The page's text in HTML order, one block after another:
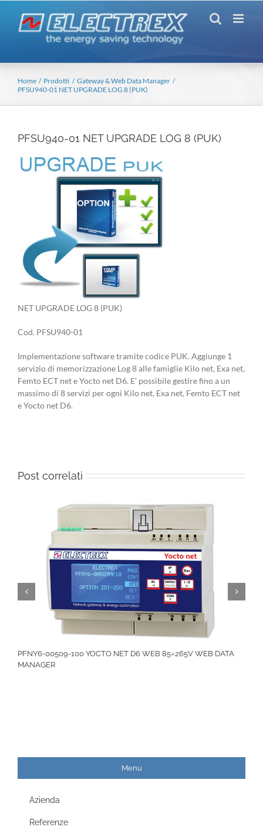
contenuto
Home Prodotti
Gateway & Web Data Manager
PFSU940-01 NET UPGRADE LOG 8 (PUK)
PFSU940-01 NET UPGRADE LOG 8 (PUK)
NET UPGRADE LOG 8 (PUK)
Cod. PFSU940-01
Implementazione software tramite codice PUK. Aggiunge 1
servizio di memorizzazione Log 8 alle famiglie Kilo net, Exa net,
Femto ECT net e Yocto net D6. E’ possibile gestire fino a un
massimo di 8 servizi per ogni Kilo net, Exa net, Femto ECT net
e Yocto net D6.
Post correlati
PFNY6-00509-100 YOCTO NET D6 WEB 85÷265V WEB DATA
MANAGER
Menu
Azienda
Referenze